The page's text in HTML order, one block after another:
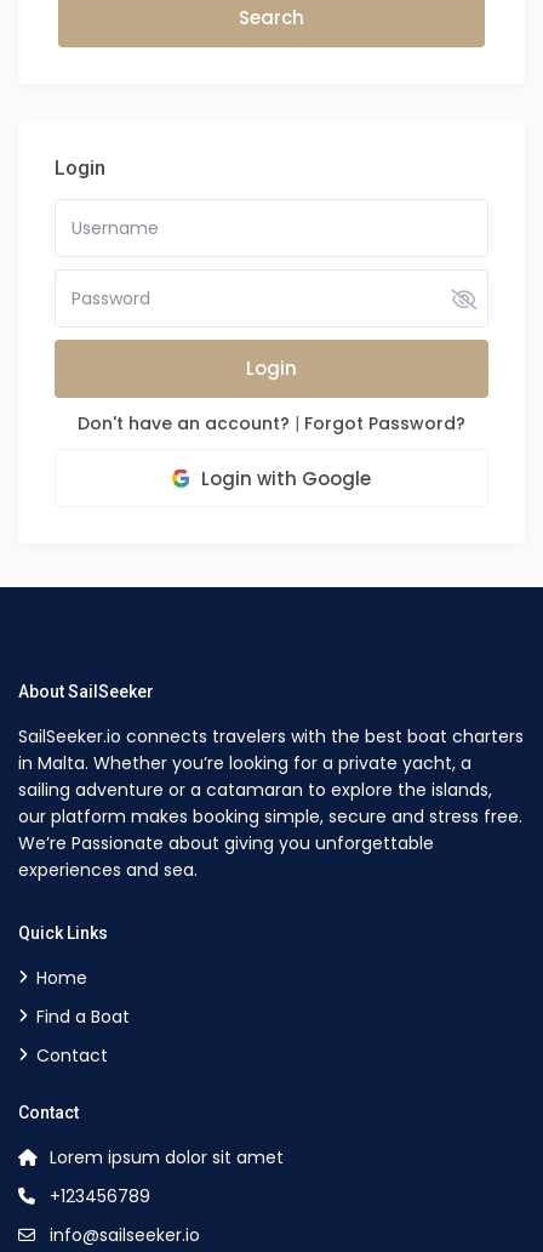
Login
Login
Don't have an account? | Forgot Password?
Login with Google
About SailSeeker
SailSeeker.io connects travelers with the best boat charters
in Malta. Whether you’re looking for a private yacht, a
sailing adventure or a catamaran to explore the islands,
our platform makes booking simple, secure and stress free.
We’re Passionate about giving you unforgettable
experiences and sea.
Quick Links
Home
Find a Boat
Contact
Contact
Lorem ipsum dolor sit amet
+123456789
info@sailseeker.io